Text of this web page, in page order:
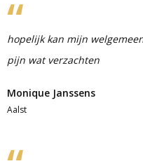
hopelijk kan mijn
pijn wat verzachten
Monique Janssens
Aalst